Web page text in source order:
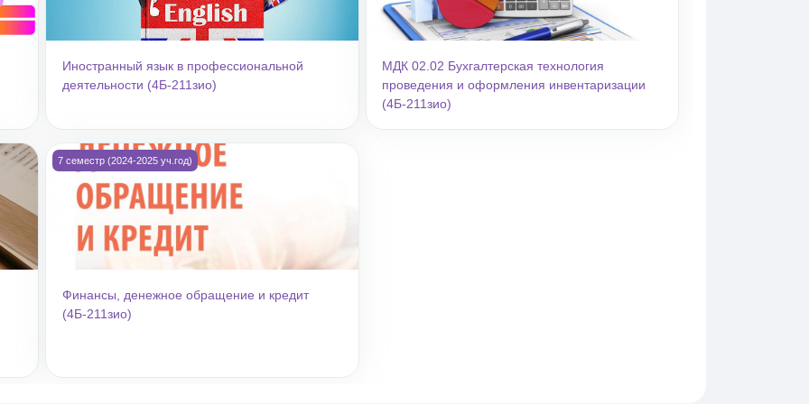
Иностранный язык в профессиональной
деятельности (4Б-211зио)
МДК 02.02 Бухгалтерская технология
проведения и оформления инвентаризации
(4Б-211зио)
бухгалтерского учета источников формирования активов организации (4Б-211зио)
Изображение курса Финансы, денежное обращение и кредит (4Б-211зио)
7 семестр (2024-2025 уч.год)
Финансы, денежное обращение и кредит
(4Б-211зио)